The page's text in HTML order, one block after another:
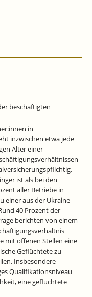
beschäftigten
in
inzwischen etwa jede
Alter einer
ist als bei den
aller Betriebe in
einer aus der Ukraine
40 Prozent der
berichten von einem
mit offenen Stellen eine
Geflüchtete zu
Insbesondere
Qualifikationsniveau
eine geflüchtete